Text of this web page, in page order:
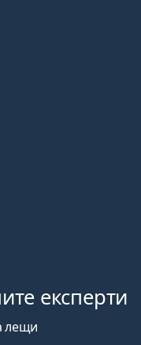
експерти
лещи